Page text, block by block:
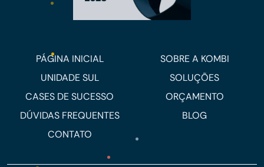
PÁGINA INICIAL
SOBRE A KOMBI
UNIDADE SUL
SOLUÇÕES
CASES DE SUCESSO
ORÇAMENTO
DÚVIDAS FREQUENTES
BLOG
CONTATO